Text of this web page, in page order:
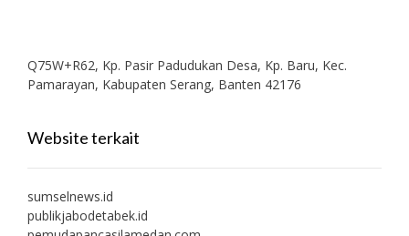
Q75W+R62, Kp. Pasir Padudukan Desa, Kp. Baru, Kec.
Pamarayan, Kabupaten Serang, Banten 42176
Website terkait
sumselnews.id
publikjabodetabek.id